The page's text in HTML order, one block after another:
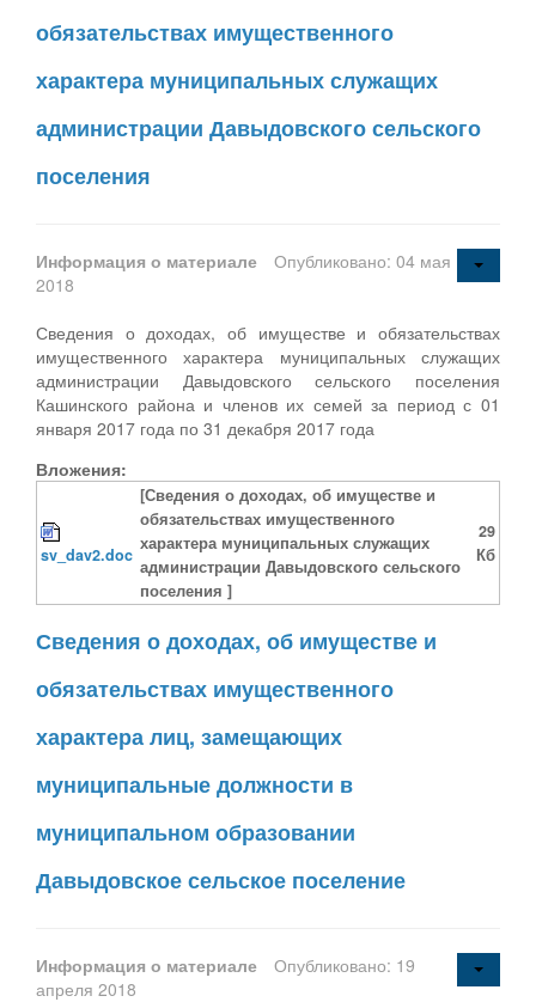
обязательствах имущественного
характера муниципальных служащих
администрации Давыдовского сельского
поселения
Информация о материале
Опубликовано: 04 мая
2018
Сведения о доходах, об имуществе и обязательствах
имущественного характера муниципальных служащих
администрации Давыдовского сельского поселения
Кашинского района и членов их семей за период с 01
января 2017 года по 31 декабря 2017 года
Вложения:
sv_dav2.doc
[Сведения о доходах, об имуществе и
обязательствах имущественного
характера муниципальных служащих
администрации Давыдовского сельского
поселения ]
29
Кб
Сведения о доходах, об имуществе и
обязательствах имущественного
характера лиц, замещающих
муниципальные должности в
муниципальном образовании
Давыдовское сельское поселение
Информация о материале
Опубликовано: 19
апреля 2018